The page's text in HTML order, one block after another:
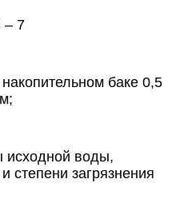
– 7
баке 0,5
исходной воды,
степени загрязнения